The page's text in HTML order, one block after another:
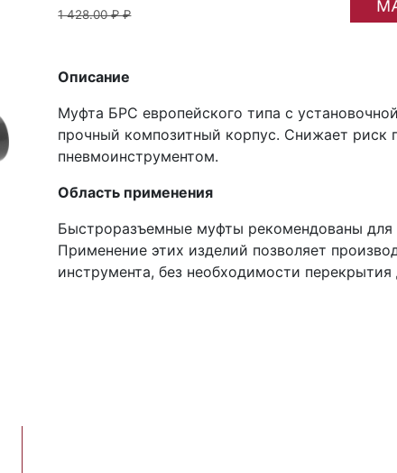
1 428.00 ₽ ₽
Описание
Муфта БРС европейского типа с
прочный композитный корпус. Снижает
пневмоинструментом.
Область применения
Быстроразъемные муфты рекомендованы для
Применение этих изделий позволяет
инструмента, без необходимости